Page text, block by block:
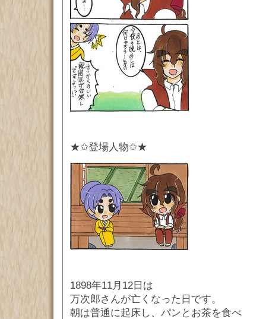
★✩登場人物✩★
1898年11月12日は
万次郎さんが亡くなった日です。
朝は普通に起床し、パンとお茶を食べ